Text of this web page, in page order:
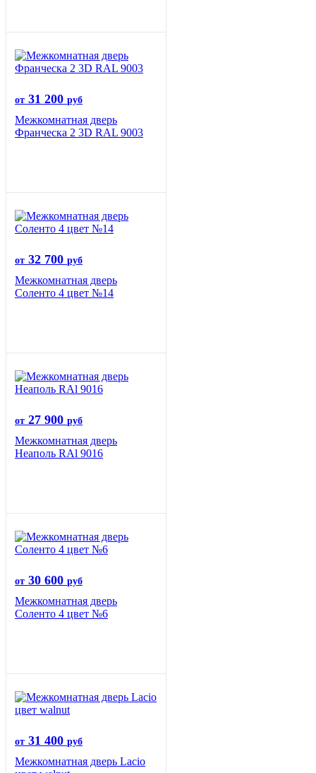
от 31 200 руб
Межкомнатная дверь
Франческа 2 3D RAL 9003
от 32 700 руб
Межкомнатная дверь
Соленто 4 цвет №14
от 27 900 руб
Межкомнатная дверь
Неаполь RAl 9016
от 30 600 руб
Межкомнатная дверь
Соленто 4 цвет №6
от 31 400 руб
Межкомнатная дверь Lacio